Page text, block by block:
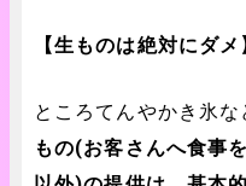
【生ものは絶対にダメ
ところてんやかき氷な
もの(お客さんへ食事